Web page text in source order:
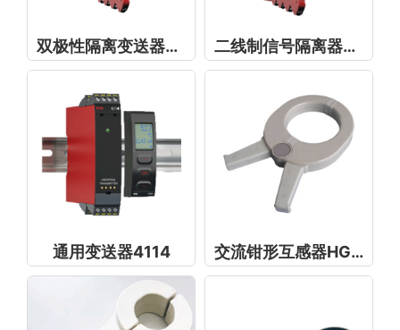
双极性隔离变送器3117 二线制信号隔离器3186
通用变送器4114 交流钳形互感器HGQ150